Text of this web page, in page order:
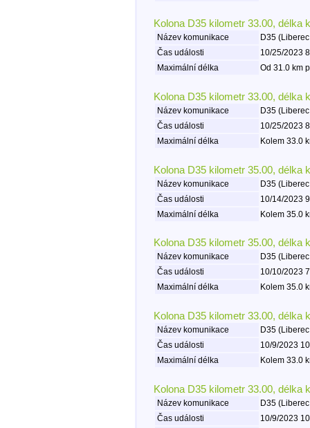
Kolona D35 kilometr 33.00, délka
Název komunikace
D35
Čas události
10/25/2023
Maximální délka
Od 31.0 km
Kolona D35 kilometr 33.00, délka
Název komunikace
D35
Čas události
10/25/2023
Maximální délka
Kolem 33.0
Kolona D35 kilometr 35.00, délka
Název komunikace
D35
Čas události
10/14/2023
Maximální délka
Kolem 35.0
Kolona D35 kilometr 35.00, délka
Název komunikace
D35
Čas události
10/10/2023
Maximální délka
Kolem 35.0
Kolona D35 kilometr 33.00, délka
Název komunikace
D35
Čas události
10/9/2023
Maximální délka
Kolem 33.0
Kolona D35 kilometr 33.00, délka
Název komunikace
D35
Čas události
10/9/2023